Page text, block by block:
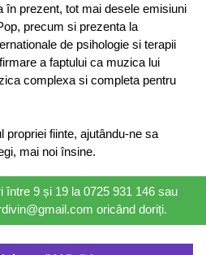
în prezent, tot mai desele emisiuni
precum si prezenta la
de psihologie si terapii
a faptului ca muzica lui
complexa si completa pentru
propriei fiinte, ajutându-ne sa
mai noi însine.
între 9 și 19 la 0725 931 146 sau
oricând doriți.